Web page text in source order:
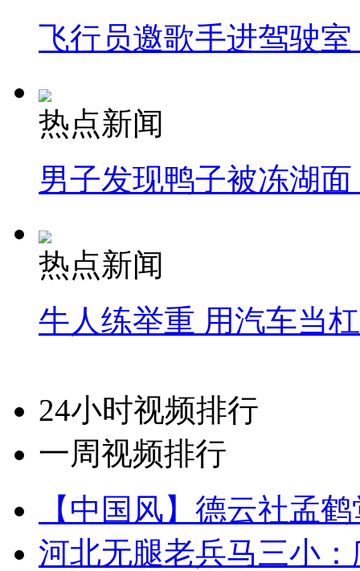
飞行员邀歌手进驾驶
热点新闻
男子发现鸭子被冻湖
热点新闻
牛人练举重 用汽车当
24小时视频排行
一周视频排行
【中国风】德云社孟
河北无腿老兵马三小